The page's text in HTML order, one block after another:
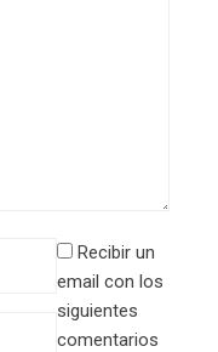
Recibir un
email con los
siguientes
comentarios